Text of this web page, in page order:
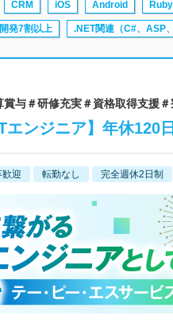
CRM iOS Android Ruby
発7割以上 .NET関連（C#、ASP
与＃研修充実＃資格取得支援
ンジニア】年休120日
迎 転勤なし 完全週休2日制